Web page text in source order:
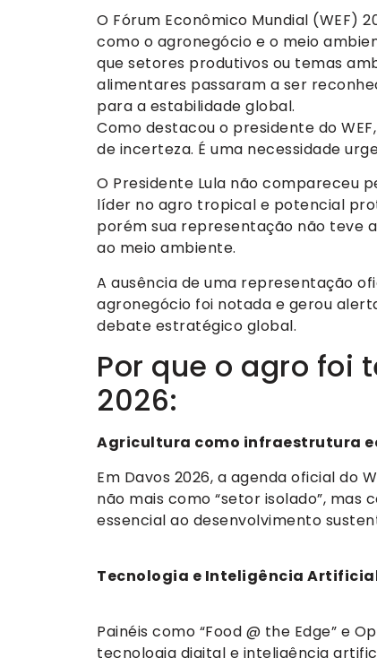
O Fórum Econômico Mundial (WEF)
como o agronegócio e o meio
que setores produtivos ou temas
alimentares passaram a ser
para a estabilidade global.
Como destacou o presidente do
de incerteza. É uma necessidade
O Presidente Lula não compareceu
líder no agro tropical e potencial
porém sua representação não teve
ao meio ambiente.
A ausência de uma representação
agronegócio foi notada e gerou
debate estratégico global.
Por que o agro foi
2026:
Agricultura como infraestrutura
Em Davos 2026, a agenda oficial do
não mais como “setor isolado”,
essencial ao desenvolvimento
Tecnologia e Inteligência
Painéis como “Food @ the Edge” e
tecnologia digital e inteligência